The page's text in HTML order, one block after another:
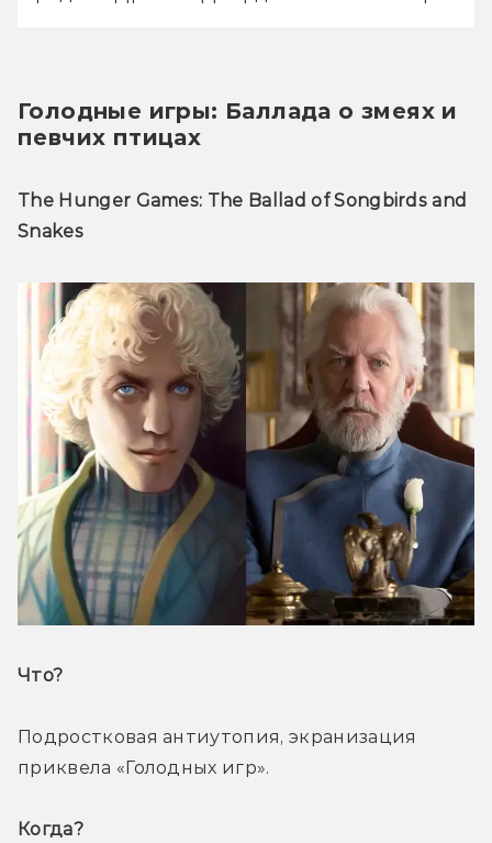
Голодные игры: Баллада о змеях и
певчих птицах
The Hunger Games: The Ballad of Songbirds and
Snakes
Что?
Подростковая антиутопия, экранизация
приквела «Голодных игр».
Когда?